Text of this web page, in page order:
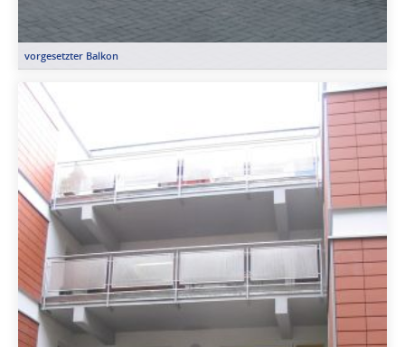
vorgesetzter Balkon